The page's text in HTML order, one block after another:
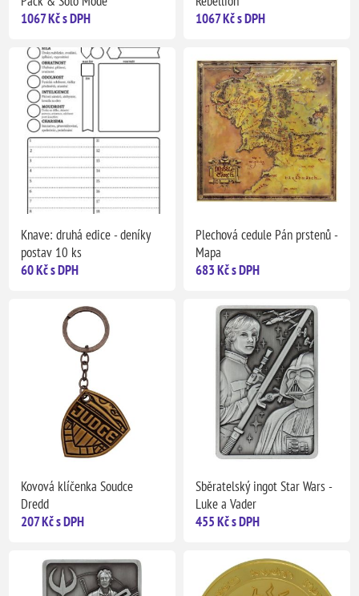
1067 Kč s DPH
1067 Kč s DPH
Knave: druhá edice - deníky
postav 10 ks
60 Kč s DPH
Plechová cedule Pán prstenů -
Mapa
683 Kč s DPH
Kovová klíčenka Soudce
Dredd
207 Kč s DPH
Sběratelský ingot Star Wars -
Luke a Vader
455 Kč s DPH